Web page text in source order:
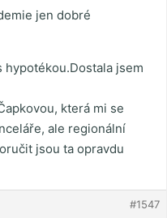
jen dobré
jsem
která mi se
ale regionální
jsou ta opravdu
#1547